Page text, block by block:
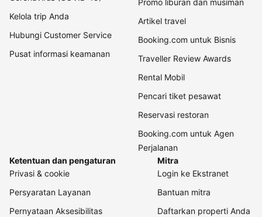
Kelola trip Anda
Hubungi Customer Service
Pusat informasi keamanan
Promo liburan dan musiman
Artikel travel
Booking.com untuk Bisnis
Traveller Review Awards
Rental Mobil
Pencari tiket pesawat
Reservasi restoran
Booking.com untuk Agen
Perjalanan
Ketentuan dan pengaturan
Privasi & cookie
Persyaratan Layanan
Pernyataan Aksesibilitas
Mitra
Login ke Ekstranet
Bantuan mitra
Daftarkan properti Anda